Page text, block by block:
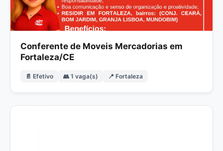
Conferente de Moveis Mercadorias em
Fortaleza/CE
📄 Efetivo 👥 1 vaga(s) 📍 Fortaleza